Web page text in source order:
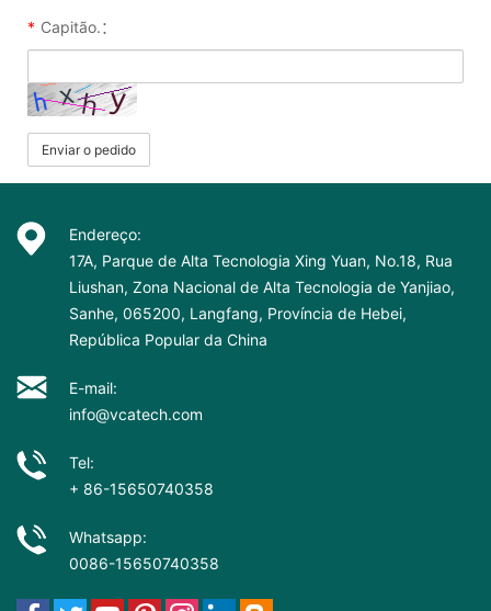
* Capitão.：
Enviar o pedido
Endereço:
17A, Parque de Alta Tecnologia Xing Yuan, No.18, Rua
Liushan, Zona Nacional de Alta Tecnologia de Yanjiao,
Sanhe, 065200, Langfang, Província de Hebei,
República Popular da China
E-mail:
info@vcatech.com
Tel:
+ 86-15650740358
Whatsapp:
0086-15650740358